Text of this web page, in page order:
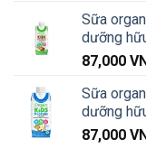
Sữa
dưỡng
87,000
Sữa
dưỡng
87,000